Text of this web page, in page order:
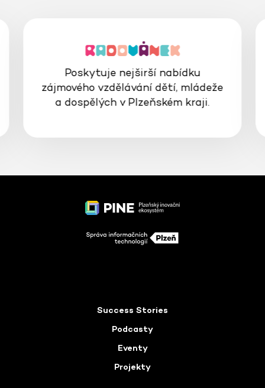
Poskytuje nejširší nabídku
zájmového vzdělávání dětí, mládeže
a dospělých v Plzeňském kraji.
Success Stories
Podcasty
Eventy
Projekty